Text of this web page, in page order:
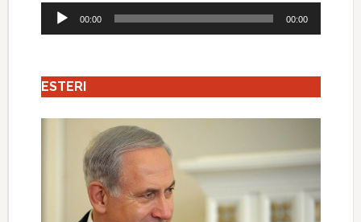
Audio
Player
00:00 00:00
ESTERI